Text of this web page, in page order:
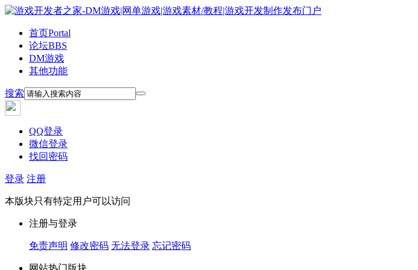
首页Portal
论坛BBS
DM游戏
其他功能
搜索
QQ登录
微信登录
找回密码
登录 注册
本版块只有特定用户可以访问
注册与登录
免责声明 修改密码 无法登录 忘记密码
网站热门版块